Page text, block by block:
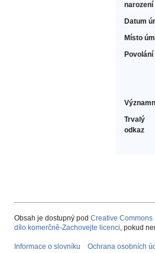
narození
Datum
Místo
Povolání
Trvalý
odkaz
Obsah je dostupný pod Creative Commons
dílo komerčně-Zachovejte licenci, pokud
Informace o slovníku Ochrana osobních